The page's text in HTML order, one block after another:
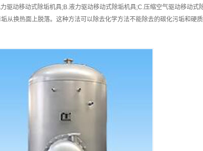
驱动移动式除垢机具;B.液力驱动移动式除垢机具;C.压缩空气驱动移动式
从换热面上脱落。这种方法可以除去化学方法不能除去的碳化污垢和硬